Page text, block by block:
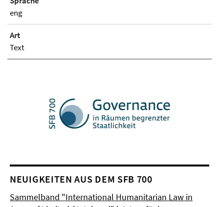
eng
Art
Text
NEUIGKEITEN AUS DEM SFB 700
Sammelband "International Humanitarian Law in